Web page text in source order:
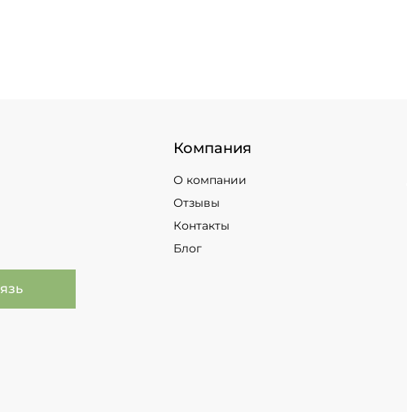
Компания
О компании
Отзывы
Контакты
Блог
Телеграме